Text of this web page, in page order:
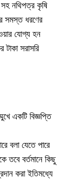
নথিপত্র কৃষি
সমস্ত ধরণের
যোগ্য হন
সরাসরি
একটি বিজ্ঞপ্তি
বলা যেতে পারে
তবে বর্তমানে কিছু
করা ইতিমধ্যে